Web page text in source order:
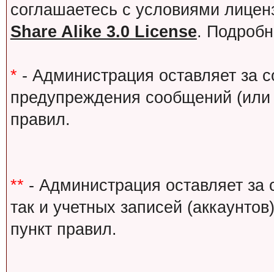
соглашаетесь с условиями
Share Alike 3.0 License.
* - Администрация оставляет за
предупреждения сообщений
правил.
** - Администрация оставляет
так и учетных записей
пункт правил.